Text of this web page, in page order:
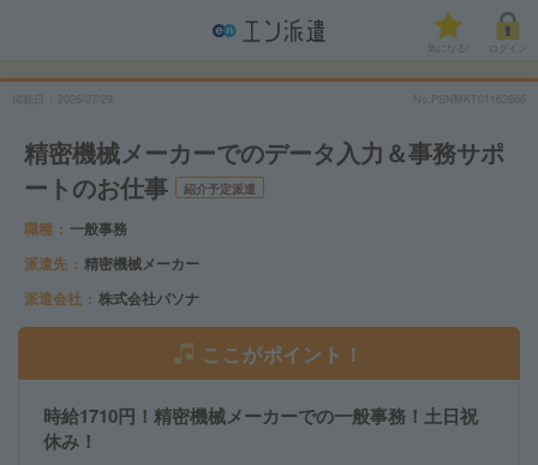
気になる!
No.PSNMKT01162866
精密機械メーカーでのデータ入力＆事務サポ
ートのお仕事
紹介予定派遣
職種
一般事務
派遣先
精密機械メーカー
派遣会社
株式会社パソナ
ここがポイント！
時給1710円！精密機械メーカーでの一般事務！土日祝
休み！